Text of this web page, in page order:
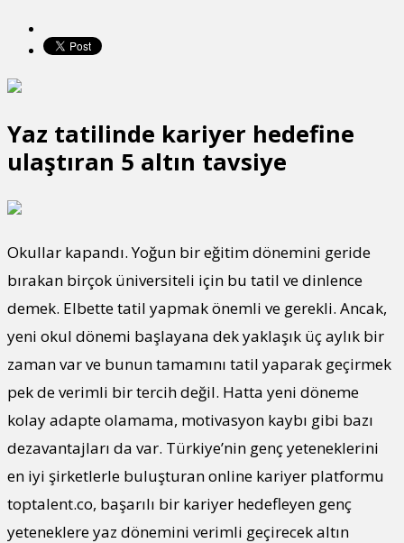
Yaz tatilinde kariyer hedefine
ulaştıran 5 altın tavsiye
Okullar kapandı. Yoğun bir eğitim dönemini geride
bırakan birçok üniversiteli için bu tatil ve dinlence
demek. Elbette tatil yapmak önemli ve gerekli. Ancak,
yeni okul dönemi başlayana dek yaklaşık üç aylık bir
zaman var ve bunun tamamını tatil yaparak geçirmek
pek de verimli bir tercih değil. Hatta yeni döneme
kolay adapte olamama, motivasyon kaybı gibi bazı
dezavantajları da var. Türkiye’nin genç yeteneklerini
en iyi şirketlerle buluşturan online kariyer platformu
toptalent.co, başarılı bir kariyer hedefleyen genç
yeteneklere yaz dönemini verimli geçirecek altın